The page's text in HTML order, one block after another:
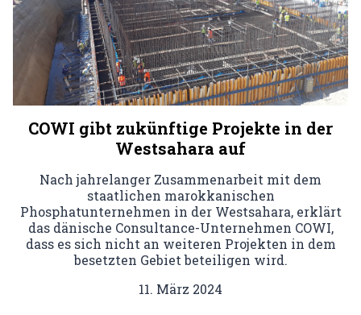
COWI gibt zukünftige Projekte in der
Westsahara auf
Nach jahrelanger Zusammenarbeit mit dem
staatlichen marokkanischen
Phosphatunternehmen in der Westsahara, erklärt
das dänische Consultance-Unternehmen COWI,
dass es sich nicht an weiteren Projekten in dem
besetzten Gebiet beteiligen wird.
11. März 2024